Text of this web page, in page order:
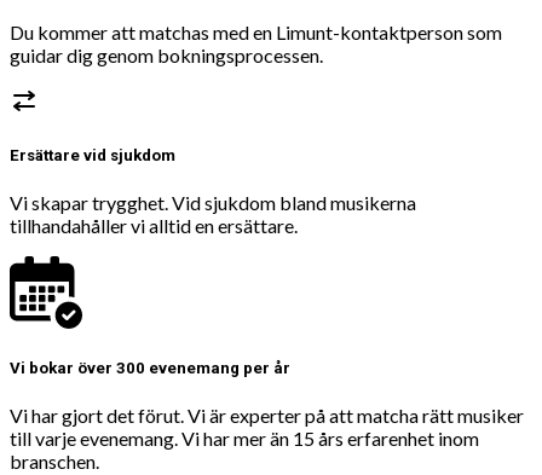
Du kommer att matchas med en Limunt-kontaktperson som
guidar dig genom bokningsprocessen.
Ersättare vid sjukdom
Vi skapar trygghet. Vid sjukdom bland musikerna
tillhandahåller vi alltid en ersättare.
Vi bokar över 300 evenemang per år
Vi har gjort det förut. Vi är experter på att matcha rätt musiker
till varje evenemang. Vi har mer än 15 års erfarenhet inom
branschen.